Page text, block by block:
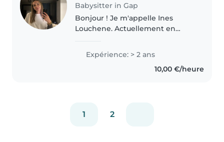
Babysitter in Gap
Bonjour ! Je m'appelle Ines
Louchene. Actuellement en
j'ai déjà de l'expérience avec des
enfants de différents âges.
J'adore le babysitting, surtout..
Expérience: > 2 ans
10,00 €/heure
1 2